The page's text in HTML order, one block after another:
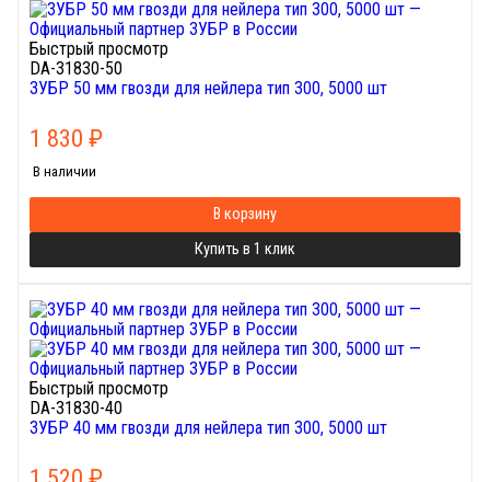
Быстрый просмотр
DA-31830-50
ЗУБР 50 мм гвозди для нейлера тип 300, 5000 шт
1 830 ₽
В наличии
В корзину
Купить в 1 клик
Быстрый просмотр
DA-31830-40
ЗУБР 40 мм гвозди для нейлера тип 300, 5000 шт